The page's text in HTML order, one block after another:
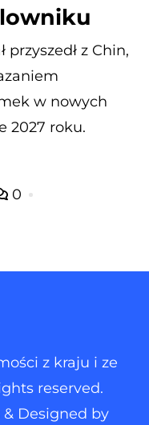
z Chin,
w nowych
2027 roku.
0
z kraju i ze
reserved.
& Designed by